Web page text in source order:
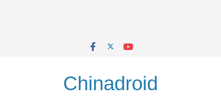
Chinadroid